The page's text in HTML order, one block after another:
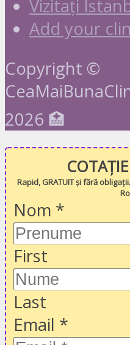
Vizitați
Add your
Copyright ©
2026 🏥
Rapid, GRATUIT și fără
Nom *
First
Last
Email *